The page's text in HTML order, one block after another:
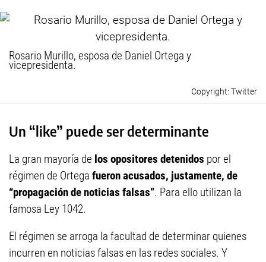
Rosario Murillo, esposa de Daniel Ortega y
vicepresidenta.
Twitter
Un “like” puede ser determinante
La gran mayoría de los opositores detenidos por el
régimen de Ortega fueron acusados, justamente, de
“propagación de noticias falsas”. Para ello utilizan la
famosa Ley 1042.
El régimen se arroga la facultad de determinar quienes
incurren en noticias falsas en las redes sociales. Y